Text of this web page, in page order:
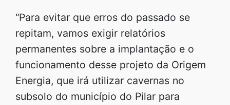
“Para evitar que erros do passado se
repitam, vamos exigir relatórios
permanentes sobre a implantação e o
funcionamento desse projeto da Origem
Energia, que irá utilizar cavernas no
subsolo do município do Pilar para